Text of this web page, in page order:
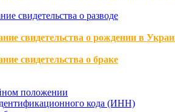
свидетельства о разводе
свидетельства о рождении в
свидетельства о браке
положении
кода (ИНН)